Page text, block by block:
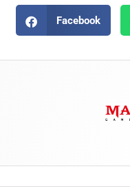
Facebook